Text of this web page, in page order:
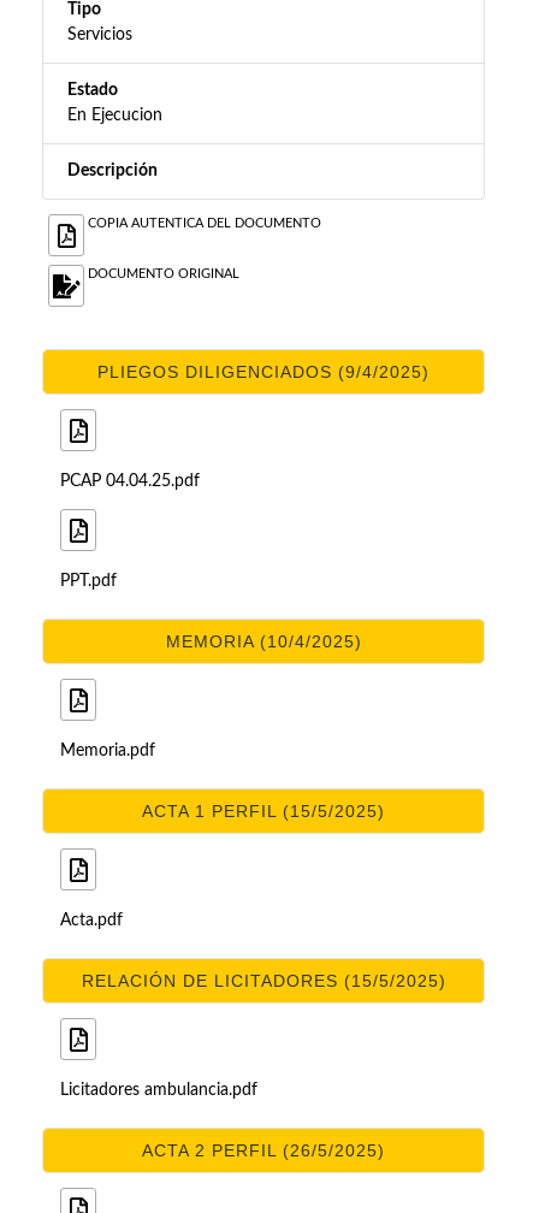
Tipo
Servicios
Estado
En Ejecucion
Descripción
COPIA AUTENTICA DEL DOCUMENTO
DOCUMENTO ORIGINAL
PLIEGOS DILIGENCIADOS (9/4/2025)
PCAP 04.04.25.pdf
PPT.pdf
MEMORIA (10/4/2025)
Memoria.pdf
ACTA 1 PERFIL (15/5/2025)
Acta.pdf
RELACIÓN DE LICITADORES (15/5/2025)
Licitadores ambulancia.pdf
ACTA 2 PERFIL (26/5/2025)